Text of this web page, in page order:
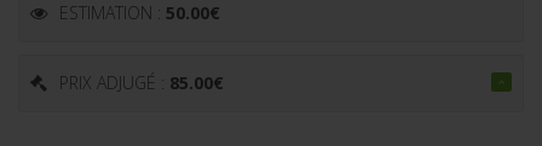
ESTIMATION : 50.00€
PRIX ADJUGÉ : 85.00€